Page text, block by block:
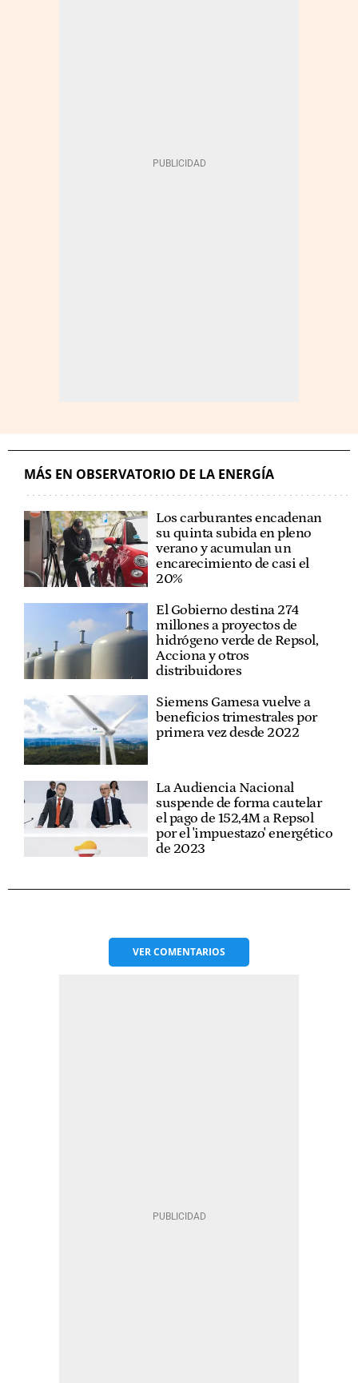
MÁS EN OBSERVATORIO DE LA ENERGÍA
Los carburantes encadenan
su quinta subida en pleno
verano y acumulan un
encarecimiento de casi el
20%
El Gobierno destina 274
millones a proyectos de
hidrógeno verde de Repsol,
Acciona y otros
distribuidores
Siemens Gamesa vuelve a
beneficios trimestrales por
primera vez desde 2022
La Audiencia Nacional
suspende de forma cautelar
el pago de 152,4M a Repsol
por el 'impuestazo' energético
de 2023
VERCOMENTARIOS